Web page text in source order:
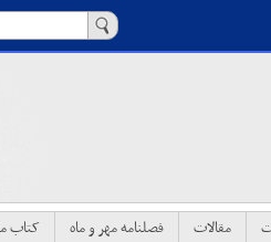
مقالات فصلنامه مهر و ماه کتاب